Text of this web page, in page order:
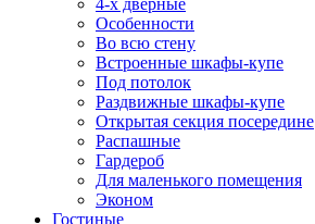
4-х дверные
Особенности
Во всю стену
Встроенные шкафы-купе
Под потолок
Раздвижные шкафы-купе
Открытая секция посередине
Распашные
Гардероб
Для маленького помещения
Эконом
Гостиные